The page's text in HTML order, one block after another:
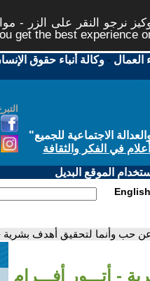
نرجو النقر على الزر -
get the best experience
العمال -وكالة أنباء حقوق
الاجتماعية للجميع"
في الفكر والثقافة
الموقع البديل
English
حب وأنما لتحقيق أهدف بشرية -
أتـــور أفـــرام